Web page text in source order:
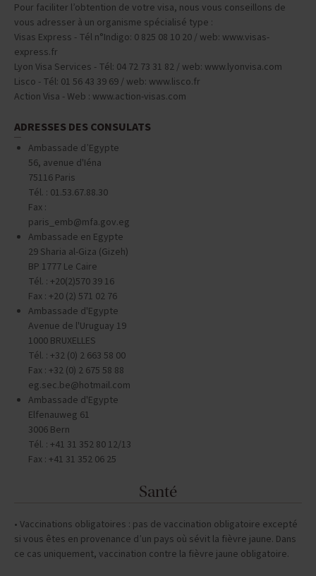
Pour faciliter l’obtention de votre visa, nous vous conseillons de
vous adresser à un organisme spécialisé type :
Visas Express - Tél n°Indigo: 0 825 08 10 20 / web: www.visas-
express.fr
Lyon Visa Services - Tél: 04 72 73 31 82 / web: www.lyonvisa.com
Lisco - Tél: 01 56 43 39 69 / web: www.lisco.fr
Action Visa - Web : www.action-visas.com
ADRESSES DES CONSULATS
Ambassade d’Egypte
56, avenue d'Iéna
75116 Paris
Tél. : 01.53.67.88.30
Fax :
paris_emb@mfa.gov.eg
Ambassade en Egypte
29 Sharia al-Giza (Gizeh)
BP 1777 Le Caire
Tél. : +20(2)570 39 16
Fax : +20 (2) 571 02 76
Ambassade d'Egypte
Avenue de l'Uruguay 19
1000 BRUXELLES
Tél. : +32 (0) 2 663 58 00
Fax : +32 (0) 2 675 58 88
eg.sec.be@hotmail.com
Ambassade d'Egypte
Elfenauweg 61
3006 Bern
Tél. : +41 31 352 80 12/13
Fax : +41 31 352 06 25
Santé
• Vaccinations obligatoires : pas de vaccination obligatoire excepté
si vous êtes en provenance d’un pays où sévit la fièvre jaune. Dans
ce cas uniquement, vaccination contre la fièvre jaune obligatoire.